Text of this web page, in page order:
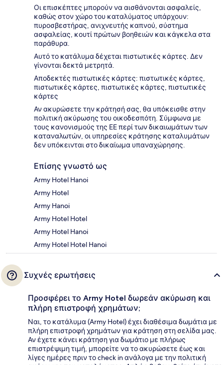
Οι επισκέπτες μπορούν να αισθάνονται ασφαλείς,
καθώς στον χώρο του καταλύματος υπάρχουν:
πυροσβεστήρας, ανιχνευτής καπνού, σύστημα
ασφαλείας, κουτί πρώτων βοηθειών και κάγκελα στα
παράθυρα.
Αυτό το κατάλυμα δέχεται πιστωτικές κάρτες. Δεν
γίνονται δεκτά μετρητά.
Αποδεκτές πιστωτικές κάρτες: πιστωτικές κάρτες,
πιστωτικές κάρτες, πιστωτικές κάρτες, πιστωτικές
κάρτες
Αν ακυρώσετε την κράτησή σας, θα υπόκεισθε στην
πολιτική ακύρωσης του οικοδεσπότη. Σύμφωνα με
τους κανονισμούς της ΕΕ περί των δικαιωμάτων των
καταναλωτών, οι υπηρεσίες κράτησης καταλυμάτων
δεν υπόκεινται στο δικαίωμα υπαναχώρησης.
Επίσης γνωστό ως
Army Hotel Hanoi
Army Hotel
Army Hanoi
Army Hotel Hotel
Army Hotel Hanoi
Army Hotel Hotel Hanoi
Συχνές ερωτήσεις
Προσφέρει το Army Hotel δωρεάν ακύρωση και
πλήρη επιστροφή χρημάτων;
Ναι, το κατάλυμα (Army Hotel) έχει διαθέσιμα δωμάτια με
πλήρη επιστροφή χρημάτων για κράτηση στη σελίδα μας.
Αν έχετε κάνει κράτηση για δωμάτιο με πλήρως
επιστρέψιμη τιμή, μπορείτε να το ακυρώσετε έως και
λίγες ημέρες πριν το check in ανάλογα με την πολιτική